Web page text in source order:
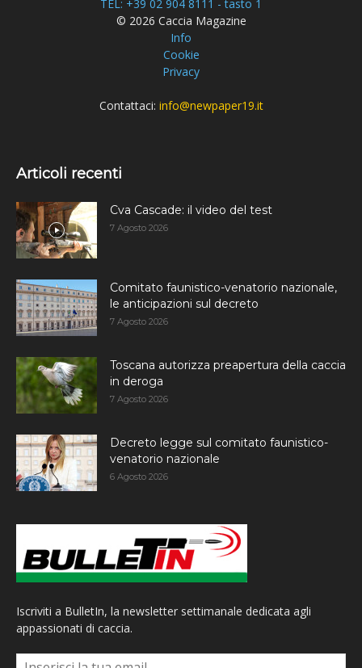
TEL: +39 02 904 8111 - tasto 1
© 2026 Caccia Magazine
Info
Cookie
Privacy
Contattaci: info@newpaper19.it
Articoli recenti
Cva Cascade: il video del test
7 Agosto 2026
Comitato faunistico-venatorio nazionale,
le anticipazioni sul decreto
7 Agosto 2026
Toscana autorizza preapertura della caccia
in deroga
7 Agosto 2026
Decreto legge sul comitato faunistico-
venatorio nazionale
6 Agosto 2026
Iscriviti a BulletIn, la newsletter settimanale dedicata agli
appassionati di caccia.